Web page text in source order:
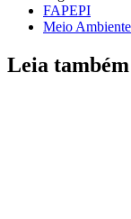
FAPEPI
Meio Ambiente
Leia também